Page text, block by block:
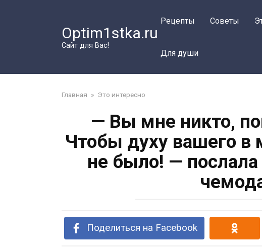
Optim1stka.ru
Сайт для Вас!
Рецепты Советы
Для души
Главная » Это интересно
— Вы мне никто,
Чтобы духу вашего
не было! —
Поделиться на Facebook